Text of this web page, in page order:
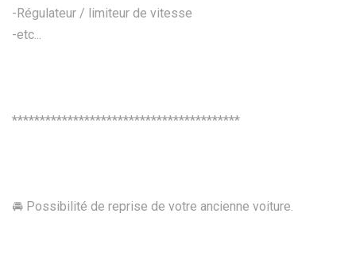
-Régulateur / limiteur de vitesse
-etc...
*****************************************
🚘 Possibilité de reprise de votre ancienne voiture.